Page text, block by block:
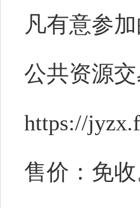
凡有意参
公共资源
https://
售价： 免收